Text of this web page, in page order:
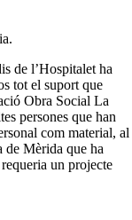
de l’Hospitalet ha
tot el suport que
Obra Social La
persones que han
com material, al
de Mèrida que ha
un projecte